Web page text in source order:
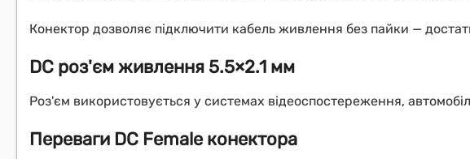
Конектор дозволяє підключити кабель живлення без пайки —
DC роз'єм живлення 5.5×2.1 мм
Роз'єм використовується у системах відеоспостереження,
Переваги DC Female конектора